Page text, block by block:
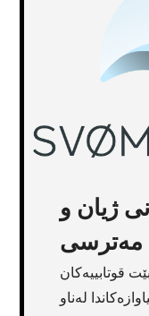
ژیان و
مەترسی
قوتابییەکان
لەناو